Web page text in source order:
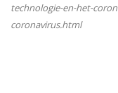
technologie-en-het-
coronavirus.html